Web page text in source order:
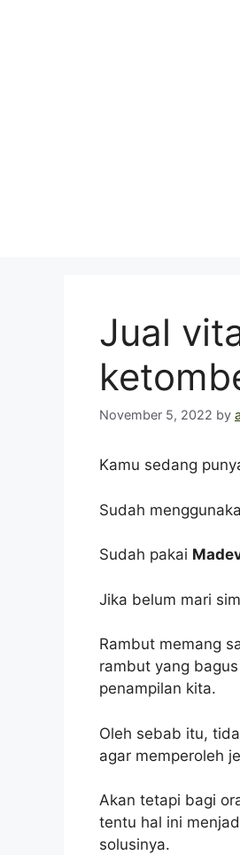
Jual
November 5, 2022 by
Kamu sedang
Sudah
Sudah pakai
Jika belum mari
Rambut memang
rambut yang
penampilan kita.
Oleh sebab itu,
agar memperoleh
Akan tetapi bagi
tentu hal ini
solusinya.